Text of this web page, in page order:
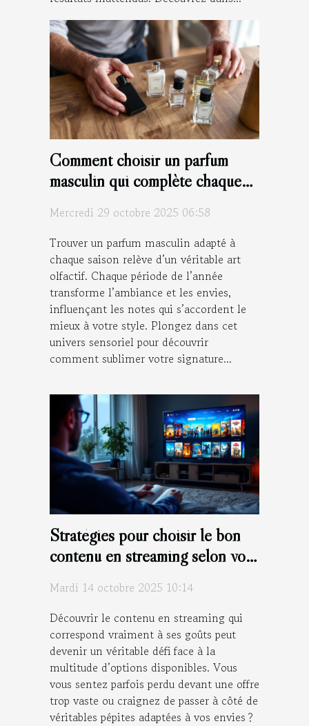
Comment choisir un parfum
masculin qui complète chaque
Mercredi 29 octobre 2025 06:58
Trouver un parfum masculin adapté à
chaque saison relève d’un véritable art
olfactif. Chaque période de l’année
transforme l’ambiance et les envies,
influençant les notes qui s’accordent le
mieux à votre style. Plongez dans cet
univers sensoriel pour découvrir
comment sublimer votre signature...
Stratégies pour choisir le bon
contenu en streaming selon vos
Mardi 14 octobre 2025 10:14
Découvrir le contenu en streaming qui
correspond vraiment à ses goûts peut
devenir un véritable défi face à la
multitude d’options disponibles. Vous
vous sentez parfois perdu devant une offre
trop vaste ou craignez de passer à côté de
véritables pépites adaptées à vos envies ?